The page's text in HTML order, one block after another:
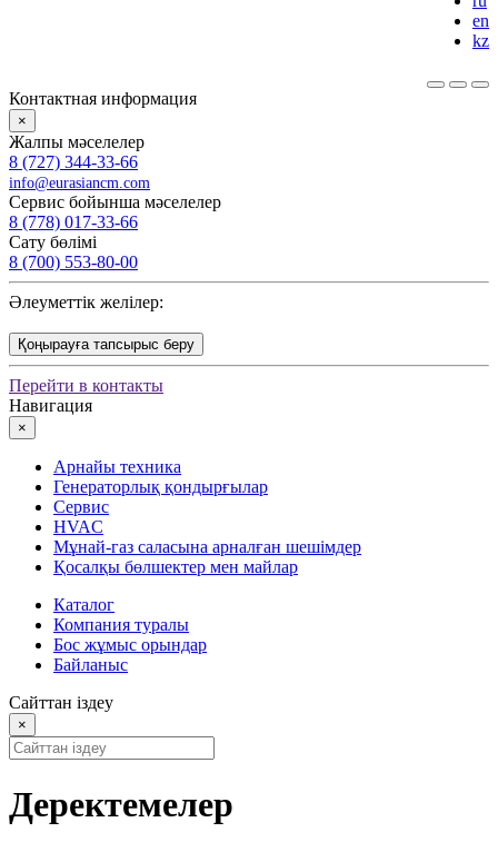
en
kz
Контактная информация
×
Жалпы мәселелер
8 (727) 344-33-66
info@eurasiancm.com
Сервис бойынша мәселелер
8 (778) 017-33-66
Сату бөлімі
8 (700) 553-80-00
Әлеуметтік желілер:
Қоңырауға тапсырыс беру
Перейти в контакты
Навигация
×
Арнайы техника
Генераторлық қондырғылар
Сервис
HVAC
Мұнай-газ саласына арналған шешімдер
Қосалқы бөлшектер мен майлар
Каталог
Компания туралы
Бос жұмыс орындар
Байланыс
Сайттан іздеу
×
Деректемелер